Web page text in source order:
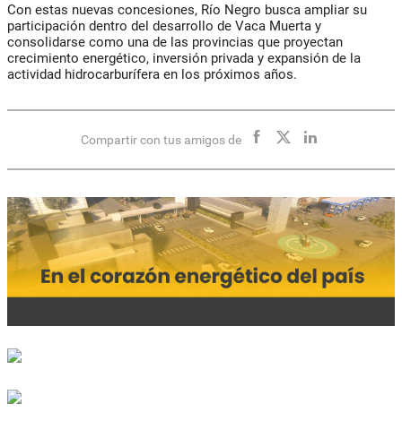
Con estas nuevas concesiones, Río Negro busca ampliar su
participación dentro del desarrollo de Vaca Muerta y
consolidarse como una de las provincias que proyectan
crecimiento energético, inversión privada y expansión de la
actividad hidrocarburífera en los próximos años.
Compartir con tus amigos de